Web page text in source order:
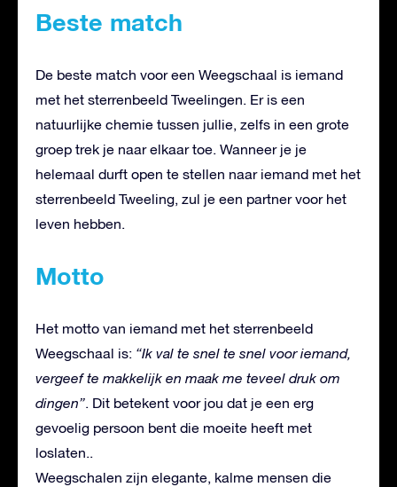
Beste match
De beste match voor een Weegschaal is iemand
met het sterrenbeeld Tweelingen. Er is een
natuurlijke chemie tussen jullie, zelfs in een grote
groep trek je naar elkaar toe. Wanneer je je
helemaal durft open te stellen naar iemand met het
sterrenbeeld Tweeling, zul je een partner voor het
leven hebben.
Motto
Het motto van iemand met het sterrenbeeld
Weegschaal is: “Ik val te snel te snel voor iemand,
vergeef te makkelijk en maak me teveel druk om
dingen”. Dit betekent voor jou dat je een erg
gevoelig persoon bent die moeite heeft met
loslaten..
Weegschalen zijn elegante, kalme mensen die